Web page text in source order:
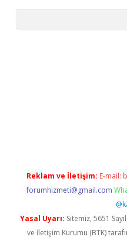
Reklam ve İletişim: E-mail:
forumhizmeti@gmail.com
Yasal Uyarı: Sitemiz, 5651
ve İletişim Kurumu (BTK)